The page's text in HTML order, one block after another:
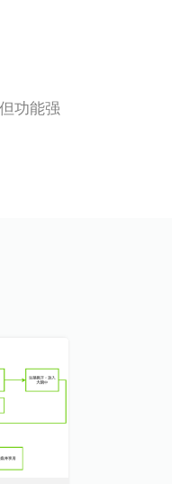
功能强